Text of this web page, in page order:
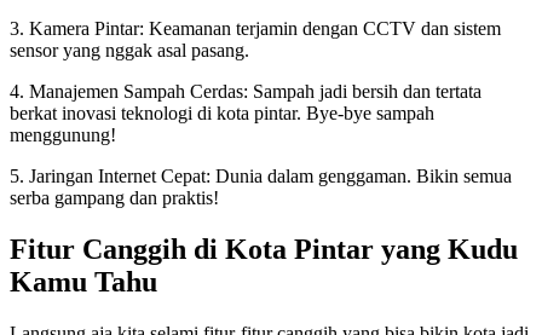
3. Kamera Pintar: Keamanan terjamin dengan CCTV dan sistem
sensor yang nggak asal pasang.
4. Manajemen Sampah Cerdas: Sampah jadi bersih dan tertata
berkat inovasi teknologi di kota pintar. Bye-bye sampah
menggunung!
5. Jaringan Internet Cepat: Dunia dalam genggaman. Bikin semua
serba gampang dan praktis!
Fitur Canggih di Kota Pintar yang Kudu
Kamu Tahu